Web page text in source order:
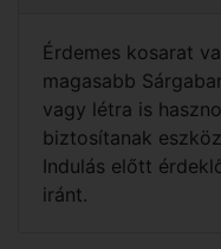
Érdemes kosarat
magasabb
vagy létra is
biztosítanak
Indulás előtt
iránt.